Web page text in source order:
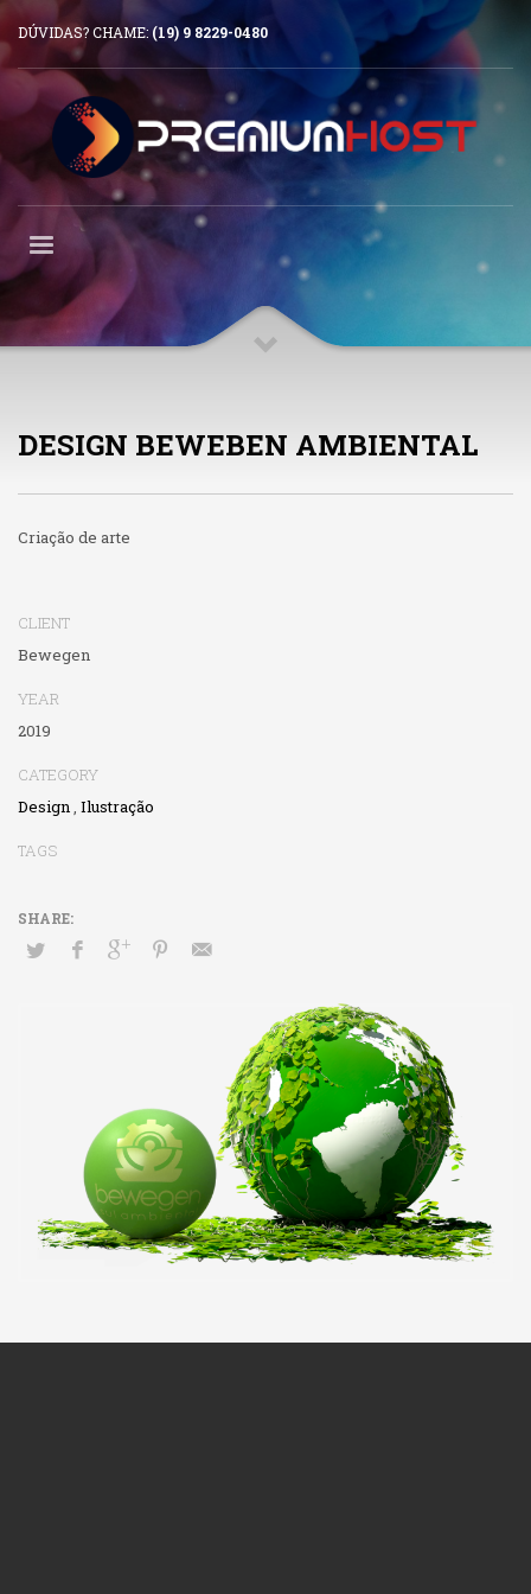
DÚVIDAS? CHAME:(19) 9 8229-0480
DESIGN BEWEBEN AMBIENTAL
Criação de arte
CLIENT
Bewegen
YEAR
2019
CATEGORY
Design, Ilustração
TAGS